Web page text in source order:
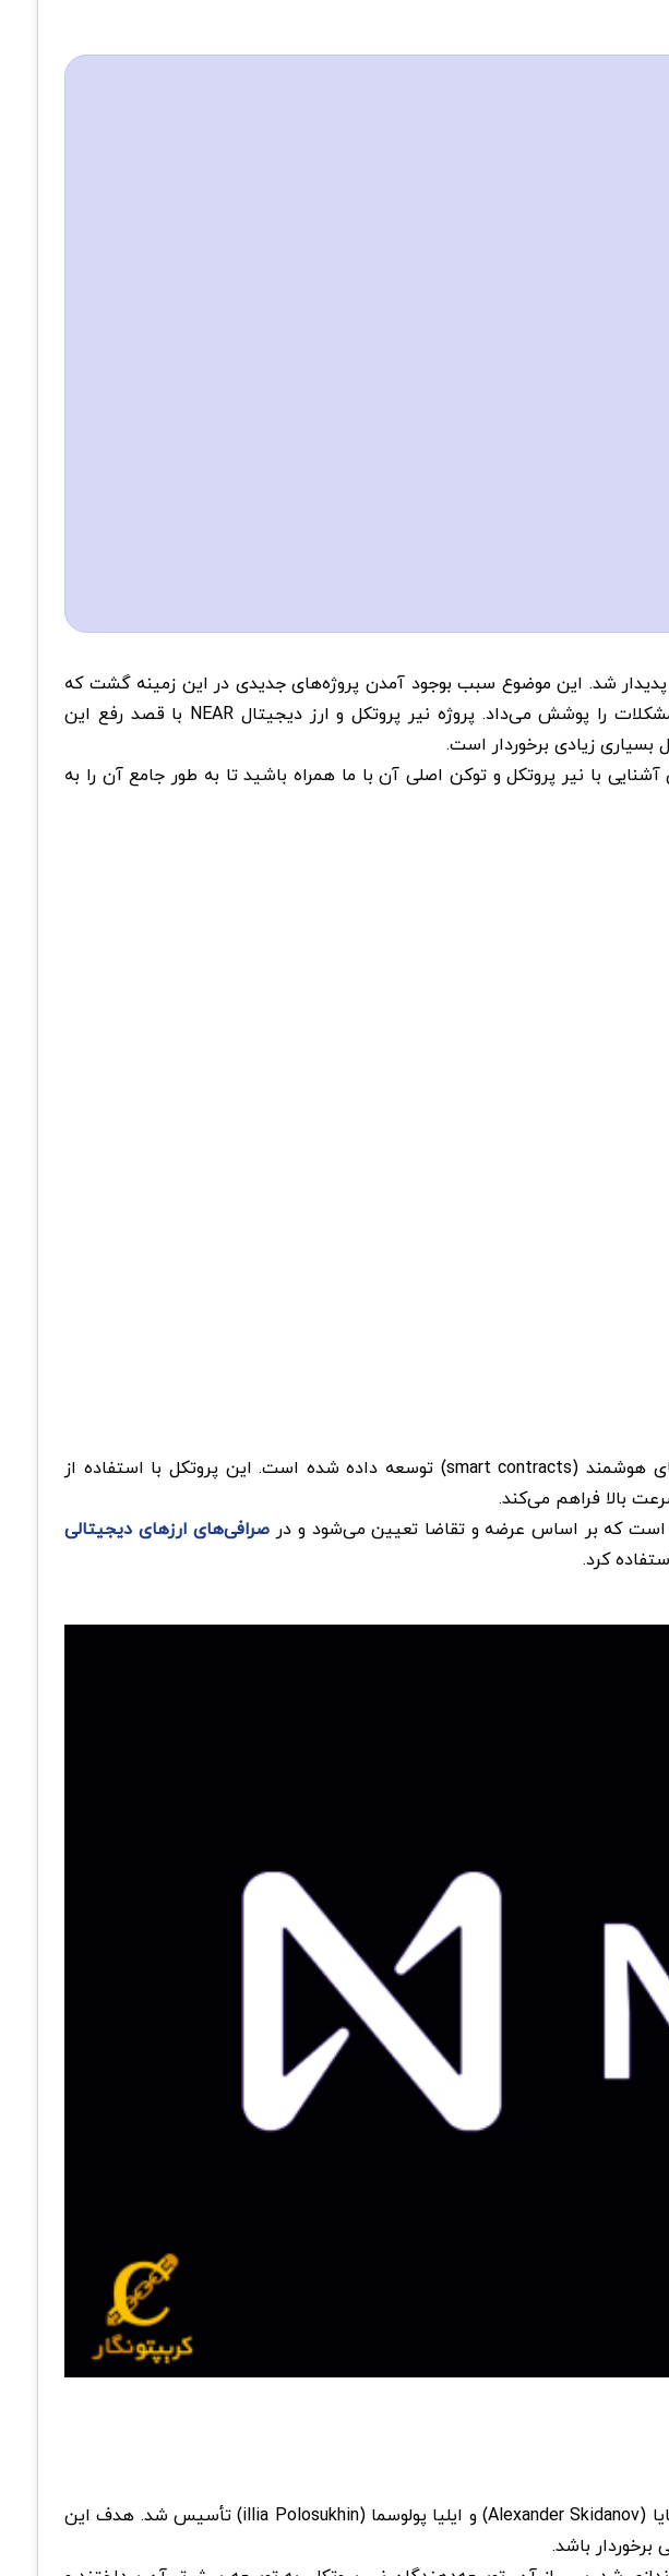
شد. این موضوع سبب بوجود آمدن پروژه‌های جدیدی در این زمینه گشت که
یکی از این پروژه‌ها نیر پروتکل (NEAR Protocol) و ارز دیجیتال نیر (NEAR)بود که این دسته از مشکلات را پوشش می‌داد. پروژه نیر پروتکل و ارز دیجیتال NEAR با قصد رفع این
بسیاری زیادی برخوردار است.
با نیر پروتکل و توکن اصلی آن با ما همراه باشید تا به طور جامع آن را به
نیر پروتکل پلتفرمی است که با هدف ارائه یک اکوسیستم متمرکز بر برنامه‌ها (DApps) و قراردادهای هوشمند (smart contracts) توسعه داده شده است. این پروتکل با استفاده از
بالا فراهم می‌کند.
صرافی‌های ارزهای دیجیتالی
کرد.
آغاز پروژه نیر پروتکل به سال ۲۰۱۸ بازمی‌گردد که توسط یک تیم توسعه‌دهنده به رهبری الکساندر سکایا (Alexander Skidanov) و ایلیا پولوسما (illia Polosukhin) تأسیس شد. هدف این
باشد.